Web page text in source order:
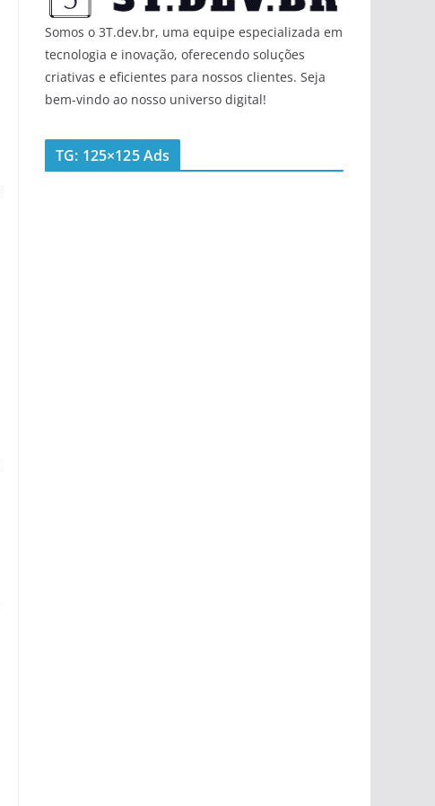
Somos o 3T.dev.br, uma equipe especializada em
tecnologia e inovação, oferecendo soluções
criativas e eficientes para nossos clientes. Seja
bem-vindo ao nosso universo digital!
TG: 125×125 Ads